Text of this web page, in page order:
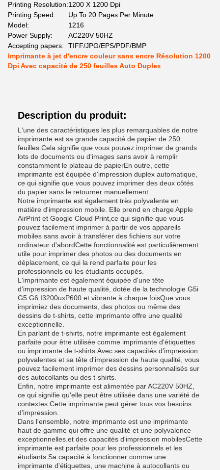
Printing Resolution:1200 X 1200 Dpi
Printing Speed:
Up To 20 Pages Per Minute
Model:
1216
Power Supply:
AC220V 50HZ
Accepting papers:
TIFF/JPG/EPS/PDF/BMP
Imprimante à jet d'encre couleur sans encre Résolution 1200
Dpi Avec capacité de 250 feuilles Auto Duplex
Description du produit:
L'une des caractéristiques les plus remarquables de notre
imprimante est sa grande capacité de papier de 250
feuilles.Cela signifie que vous pouvez imprimer de grands
lots de documents ou d'images sans avoir à remplir
constamment le plateau de papierEn outre, cette
imprimante est équipée d'impression duplex automatique,
ce qui signifie que vous pouvez imprimer des deux côtés
du papier sans le retourner manuellement.
Notre imprimante est également très polyvalente en
matière d'impression mobile. Elle prend en charge Apple
AirPrint et Google Cloud Print,ce qui signifie que vous
pouvez facilement imprimer à partir de vos appareils
mobiles sans avoir à transférer des fichiers sur votre
ordinateur d'abordCette fonctionnalité est particulièrement
utile pour imprimer des photos ou des documents en
déplacement, ce qui la rend parfaite pour les
professionnels ou les étudiants occupés.
L'imprimante est également équipée d'une tête
d'impression de haute qualité, dotée de la technologie G5i
G5 G6 I3200uxP600.et vibrante à chaque foisQue vous
imprimiez des documents, des photos ou même des
dessins de t-shirts, cette imprimante offre une qualité
exceptionnelle.
En parlant de t-shirts, notre imprimante est également
parfaite pour être utilisée comme imprimante d'étiquettes
ou imprimante de t-shirts.Avec ses capacités d'impression
polyvalentes et sa tête d'impression de haute qualité, vous
pouvez facilement imprimer des dessins personnalisés sur
des autocollants ou des t-shirts.
Enfin, notre imprimante est alimentée par AC220V 50HZ,
ce qui signifie qu'elle peut être utilisée dans une variété de
contextes.Cette imprimante peut gérer tous vos besoins
d'impression.
Dans l'ensemble, notre imprimante est une imprimante
haut de gamme qui offre une qualité et une polyvalence
exceptionnelles.et des capacités d'impression mobilesCette
imprimante est parfaite pour les professionnels et les
étudiants.Sa capacité à fonctionner comme une
imprimante d'étiquettes, une machine à autocollants ou